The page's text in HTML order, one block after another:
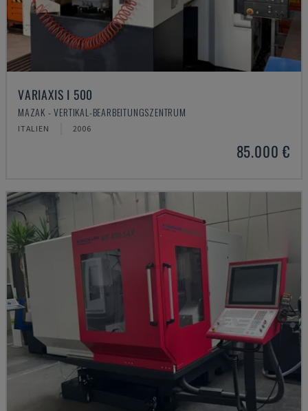
VARIAXIS I 500
MAZAK - VERTIKAL-BEARBEITUNGSZENTRUM
ITALIEN 2006
85.000 €